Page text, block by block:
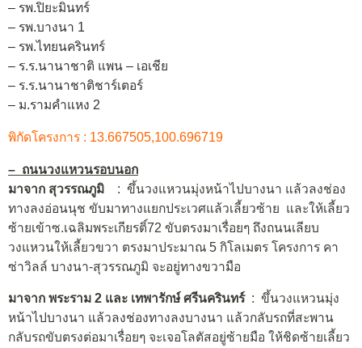
– รพ.ปิยะมินทร์
– รพ.บางนา 1
– รพ.ไทยนครินทร์
– ร.ร.นานาชาติ แพน – เอเชีย
– ร.ร.นานาชาติชาร์เตอร์
– ม.รามคำแหง 2
พิกัดโครงการ : 13.667505,100.696719
– ถนนวงแหวนรอบนอก
มาจาก สุวรรณภูมิ
: ขึ้นวงแหวนมุ่งหน้าไปบางนา แล้วลงช่อง
ทางลงอ่อนนุช ขับมาทางแยกประเวศแล้วเลี้ยวซ้าย และให้เลี้ยว
ซ้ายเข้าซ.เฉลิมพระเกียรติ์72 ขับตรงมาเรื่อยๆ ถึงถนนเลียบ
วงแหวนให้เลี้ยวขวา ตรงมาประมาณ 5 กิโลเมตร โครงการ คา
ซ่าวิลล์ บางนา-สุวรรณภูมิ จะอยู่ทางขวามือ
มาจาก พระราม 2 และ เทพารักษ์ ศรีนครินทร์ : ขึ้นวงแหวนมุ่ง
หน้าไปบางนา แล้วลงช่องทางลงบางนา แล้วกลับรถที่สะพาน
กลับรถขับตรงต่อมาเรื่อยๆ จะเจอโลตัสอยู่ซ้ายมือ ให้ชิดซ้ายเลี้ยว